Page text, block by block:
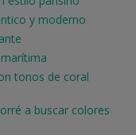
y moderno
tonos de coral
a buscar colores